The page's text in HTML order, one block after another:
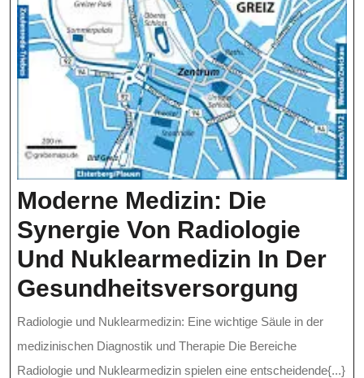
Moderne Medizin: Die
Synergie Von Radiologie
Und Nuklearmedizin In Der
Gesundheitsversorgung
Radiologie und Nuklearmedizin: Eine wichtige Säule in der
medizinischen Diagnostik und Therapie Die Bereiche
Radiologie und Nuklearmedizin spielen eine entscheidende{...}